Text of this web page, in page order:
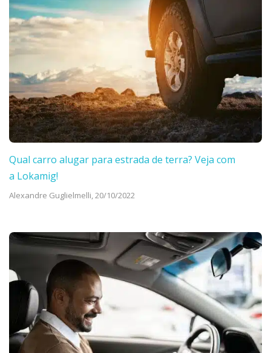
Qual carro alugar para estrada de terra? Veja com
a Lokamig!
Alexandre Guglielmelli,20/10/2022